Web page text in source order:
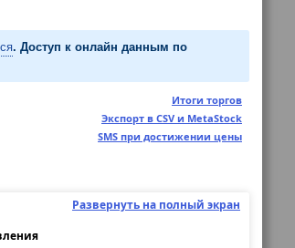
. Доступ к онлайн данным по
Итоги торгов
Экспорт в CSV и MetaStock
SMS при достижении цены
Развернуть на полный экран